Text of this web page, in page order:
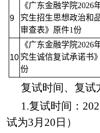
9
《广东金融学院2026
究生招生思想政治和
审查表》原件1份
10
《广东金融学院2026
究生诚信复试承诺书
份
复试时间、复试
1.复试时间：
试为3月20日）